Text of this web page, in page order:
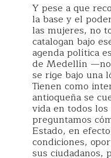
Y pese a que
la base y el
las mujeres, no
catalogan bajo
agenda política
de Medellín
se rige bajo una
Tienen como
antioqueña se
vida en todos los
preguntamos
Estado, en
condiciones,
sus ciudadanos,